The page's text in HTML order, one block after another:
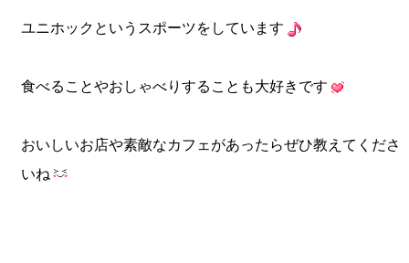
ユニホックというスポーツをしています
食べることやおしゃべりすることも大好きです
おいしいお店や素敵なカフェがあったらぜひ教えてくださ
いね